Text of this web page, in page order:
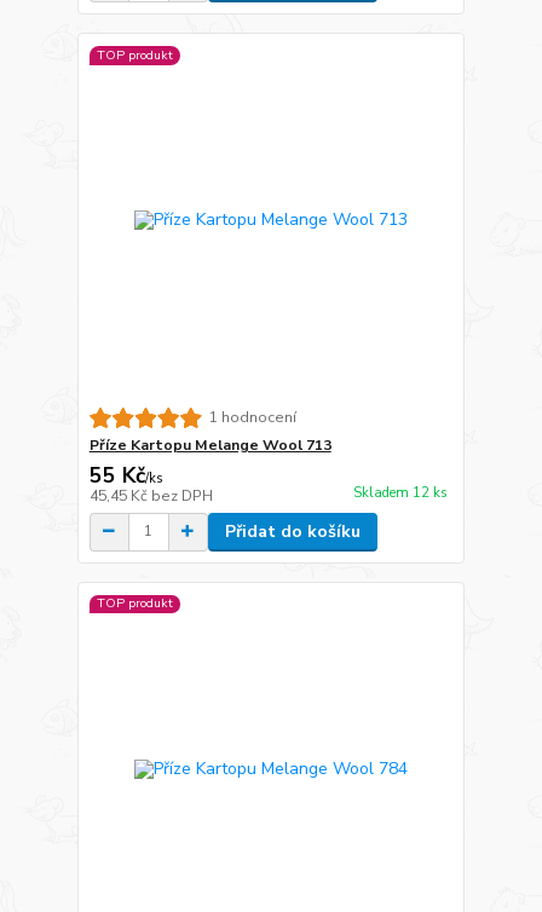
TOP produkt
1 hodnocení
Příze Kartopu Melange Wool 713
55 Kč/ks
45,45 Kč bez DPH Skladem 12 ks
Přidat do košíku
TOP produkt